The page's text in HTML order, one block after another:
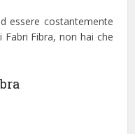
essere costantemente
Fibra, non hai che